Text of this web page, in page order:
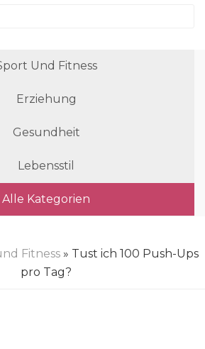
Und Fitness
Erziehung
Gesundheit
Lebensstil
Alle Kategorien
Fitness » Tust ich 100 Push-Ups
pro Tag?